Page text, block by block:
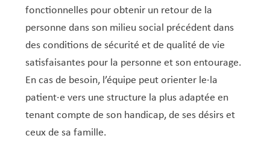
fonctionnelles pour obtenir un retour de la
personne dans son milieu social précédent dans
des conditions de sécurité et de qualité de vie
satisfaisantes pour la personne et son entourage.
En cas de besoin, l’équipe peut orienter le·la
patient·e vers une structure la plus adaptée en
tenant compte de son handicap, de ses désirs et
ceux de sa famille.